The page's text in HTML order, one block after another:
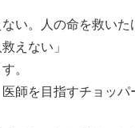
ない。人の命を救い
えない」
。
師を目指すチョッ